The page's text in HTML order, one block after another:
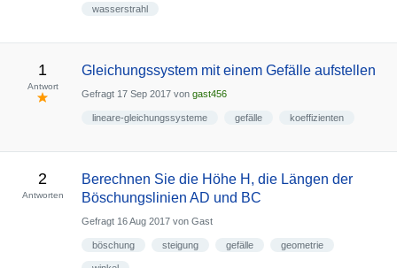
wasserstrahl
1
Antwort
Gleichungssystem mit einem Gefälle aufstellen
Gefragt 17 Sep 2017 von gast456
lineare-gleichungssysteme gefälle koeffizienten
2
Antworten
Berechnen Sie die Höhe H, die Längen der
Böschungslinien AD und BC
Gefragt 16 Aug 2017 von Gast
böschung steigung gefälle geometrie